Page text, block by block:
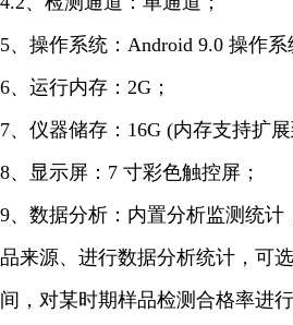
5、操作系统：Android 9.0 操作系
6、运行内存：2G；
7、仪器储存：16G (内存支持扩展
8、显示屏：7 寸彩色触控屏；
9、数据分析：内置分析监测统计
品来源、进行数据分析统计，可
间，对某时期样品检测合格率进